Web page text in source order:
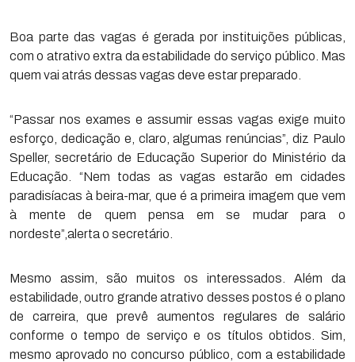
Boa parte das vagas é gerada por instituições públicas,
com o atrativo extra da estabilidade do serviço público. Mas
quem vai atrás dessas vagas deve estar preparado.
“Passar nos exames e assumir essas vagas exige muito
esforço, dedicação e, claro, algumas renúncias”, diz Paulo
Speller, secretário de Educação Superior do Ministério da
Educação. “Nem todas as vagas estarão em cidades
paradisíacas à beira-mar, que é a primeira imagem que vem
à mente de quem pensa em se mudar para o
nordeste”,alerta o secretário.
Mesmo assim, são muitos os interessados. Além da
estabilidade, outro grande atrativo desses postos é o plano
de carreira, que prevê aumentos regulares de salário
conforme o tempo de serviço e os títulos obtidos. Sim,
mesmo aprovado no concurso público, com a estabilidade